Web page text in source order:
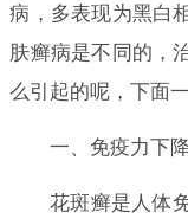
病，多表现为黑白
肤癣病是不同的，
么引起的呢，下面
一、免疫力下降
花斑癣是人体